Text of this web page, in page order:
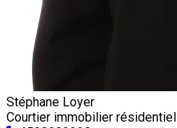
Stéphane Loyer
Courtier immobilier résidentiel